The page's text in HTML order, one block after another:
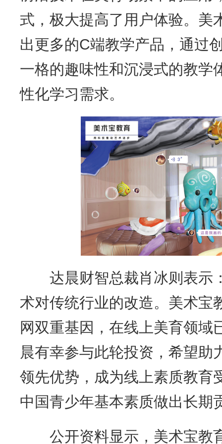
式，极大提高了用户体验。美
出更多的C端教学产品，通过
一格的趣味性和沉浸式的教学
性化学习需求。
达晨财智总裁肖冰则表示
术对传统行业的改造。美术宝
网双重基因，在线上美育领域
晨有幸参与此轮投资，希望助
领先优势，成为线上素质教育
中国青少年基本素质做出长期
公开资料显示，美术宝教